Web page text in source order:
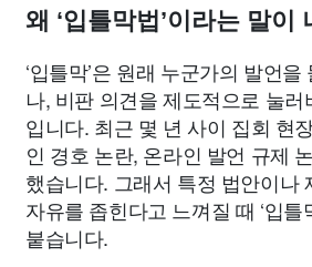
왜 ‘입틀막법’이라는 말이
‘입틀막’은 원래 누군가의 발언
나, 비판 의견을 제도적으로 눌
입니다. 최근 몇 년 사이 집회 현
인 경호 논란, 온라인 발언 규제
했습니다. 그래서 특정 법안이나
자유를 좁힌다고 느껴질 때 ‘입틀
붙습니다.